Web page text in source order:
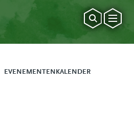
EVENEMENTENKALENDER